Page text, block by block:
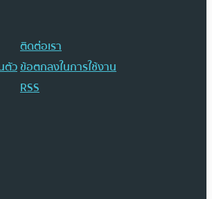
ติดต่อเรา
ตัวข้อตกลงในการใช้งาน
RSS